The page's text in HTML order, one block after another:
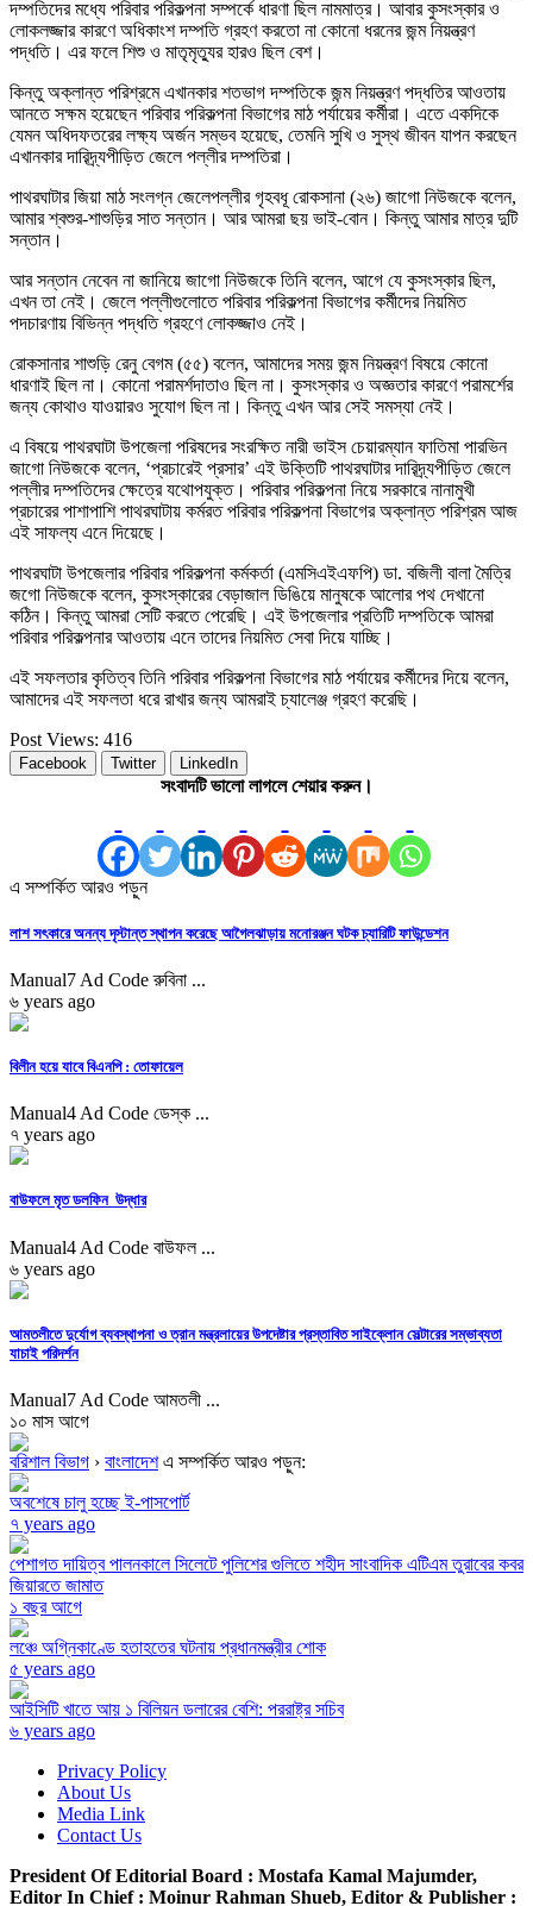
দম্পতিদের মধ্যে পরিবার পরিকল্পনা সম্পর্কে ধারণা ছিল নামমাত্র। আবার কুসংস্কার ও
লোকলজ্জার কারণে অধিকাংশ দম্পতি গ্রহণ করতো না কোনো ধরনের জন্ম নিয়ন্ত্রণ
পদ্ধতি। এর ফলে শিশু ও মাতৃমৃত্যুর হারও ছিল বেশ।
কিন্তু অক্লান্ত পরিশ্রমে এখানকার শতভাগ দম্পতিকে জন্ম নিয়ন্ত্রণ পদ্ধতির আওতায়
আনতে সক্ষম হয়েছেন পরিবার পরিকল্পনা বিভাগের মাঠ পর্যায়ের কর্মীরা। এতে একদিকে
যেমন অধিদফতরের লক্ষ্য অর্জন সম্ভব হয়েছে, তেমনি সুখি ও সুস্থ জীবন যাপন করছেন
এখানকার দারিদ্র্যপীড়িত জেলে পল্লীর দম্পতিরা।
পাথরঘাটার জিয়া মাঠ সংলগ্ন জেলেপল্লীর গৃহবধূ রোকসানা (২৬) জাগো নিউজকে বলেন,
আমার শ্বশুর-শাশুড়ির সাত সন্তান। আর আমরা ছয় ভাই-বোন। কিন্তু আমার মাত্র দুটি
সন্তান।
আর সন্তান নেবেন না জানিয়ে জাগো নিউজকে তিনি বলেন, আগে যে কুসংস্কার ছিল,
এখন তা নেই। জেলে পল্লীগুলোতে পরিবার পরিকল্পনা বিভাগের কর্মীদের নিয়মিত
পদচারণায় বিভিন্ন পদ্ধতি গ্রহণে লোকজ্জাও নেই।
রোকসানার শাশুড়ি রেনু বেগম (৫৫) বলেন, আমাদের সময় জন্ম নিয়ন্ত্রণ বিষয়ে কোনো
ধারণাই ছিল না। কোনো পরামর্শদাতাও ছিল না। কুসংস্কার ও অজ্ঞতার কারণে পরামর্শের
জন্য কোথাও যাওয়ারও সুযোগ ছিল না। কিন্তু এখন আর সেই সমস্যা নেই।
এ বিষয়ে পাথরঘাটা উপজেলা পরিষদের সংরক্ষিত নারী ভাইস চেয়ারম্যান ফাতিমা পারভিন
জাগো নিউজকে বলেন, ‘প্রচারেই প্রসার’ এই উক্তিটি পাথরঘাটার দারিদ্র্যপীড়িত জেলে
পল্লীর দম্পতিদের ক্ষেত্রে যথোপযুক্ত। পরিবার পরিকল্পনা নিয়ে সরকারে নানামুখী
প্রচারের পাশাপাশি পাথরঘাটায় কর্মরত পরিবার পরিকল্পনা বিভাগের অক্লান্ত পরিশ্রম আজ
এই সাফল্য এনে দিয়েছে।
পাথরঘাটা উপজেলার পরিবার পরিকল্পনা কর্মকর্তা (এমসিএইএফপি) ডা. বজিলী বালা মৈত্রি
জগো নিউজকে বলেন, কুসংস্কারের বেড়াজাল ডিঙিয়ে মানুষকে আলোর পথ দেখানো
কঠিন। কিন্তু আমরা সেটি করতে পেরেছি। এই উপজেলার প্রতিটি দম্পতিকে আমরা
পরিবার পরিকল্পনার আওতায় এনে তাদের নিয়মিত সেবা দিয়ে যাচ্ছি।
এই সফলতার কৃতিত্ব তিনি পরিবার পরিকল্পনা বিভাগের মাঠ পর্যায়ের কর্মীদের দিয়ে বলেন,
আমাদের এই সফলতা ধরে রাখার জন্য আমরাই চ্যালেঞ্জ গ্রহণ করেছি।
Post Views: 416
Facebook Twitter LinkedIn
সংবাদটি ভালো লাগলে শেয়ার করুন।
এ সম্পর্কিত আরও পড়ুন
লাশ সৎকারে অনন্য দৃস্টান্ত স্থাপন করেছে আগৈলঝাড়ায় মনোরঞ্জন ঘটক চ্যারিটি ফাউন্ডেশন
Manual7 Ad Code রুবিনা ...
৬ years ago
বিলীন হয়ে যাবে বিএনপি : তোফায়েল
Manual4 Ad Code ডেস্ক ...
৭ years ago
বাউফলে মৃত ডলফিন উদ্ধার
Manual4 Ad Code বাউফল ...
৬ years ago
আমতলীতে দুর্যোগ ব্যবস্থাপনা ও ত্রান মন্ত্রলায়ের উপদেষ্টার প্রস্তাবিত সাইক্লোন সেল্টারের সম্ভাব্যতা
যাচাই পরিদর্শন
Manual7 Ad Code আমতলী ...
১০ মাস আগে
বরিশাল বিভাগ › বাংলাদেশএ সম্পর্কিত আরও পড়ুন:
অবশেষে চালু হচ্ছে ই-পাসপোর্ট
৭ years ago
পেশাগত দায়িত্ব পালনকালে সিলেটে পুলিশের গুলিতে শহীদ সাংবাদিক এটিএম তুরাবের কবর
জিয়ারতে জামাত
১ বছর আগে
লঞ্চে অগ্নিকাণ্ডে হতাহতের ঘটনায় প্রধানমন্ত্রীর শোক
৫ years ago
আইসিটি খাতে আয় ১ বিলিয়ন ডলারের বেশি: পররাষ্ট্র সচিব
৬ years ago
Privacy Policy
About Us
Media Link
Contact Us
President Of Editorial Board : Mostafa Kamal Majumder,
Editor In Chief : Moinur Rahman Shueb, Editor & Publisher :